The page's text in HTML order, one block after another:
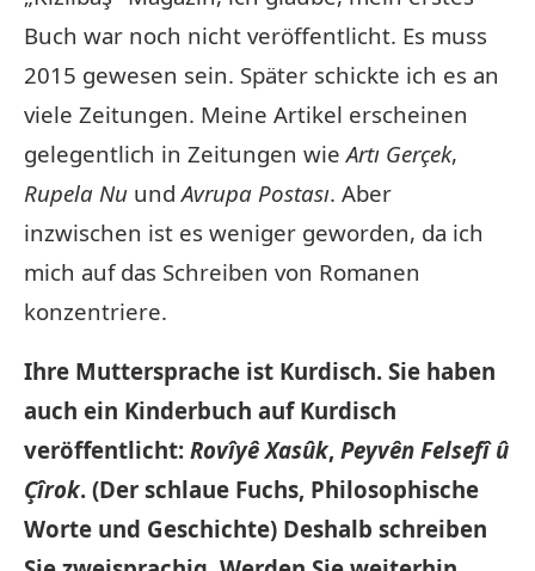
Buch war noch nicht veröffentlicht. Es muss
2015 gewesen sein. Später schickte ich es an
viele Zeitungen. Meine Artikel erscheinen
gelegentlich in Zeitungen wieArtı Gerçek,
Rupela Nu undAvrupa Postası. Aber
inzwischen ist es weniger geworden, da ich
mich auf das Schreiben von Romanen
konzentriere.
Ihre Muttersprache ist Kurdisch. Sie haben
auch ein Kinderbuch auf Kurdisch
veröffentlicht: Rovîyê Xasûk, Peyvên Felsefî û
Çîrok. (Der schlaue Fuchs, Philosophische
Worte und Geschichte) Deshalb schreiben